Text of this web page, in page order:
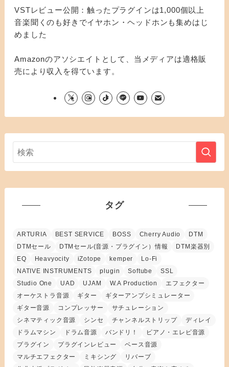
VSTレビュー公開：触ったプラグインは1,000個以上
音楽聞くのも好きでイヤホン・ヘッドホンも集めはじ
めました
Amazonのアソシエイトとして、当メディアは適格販
売により収入を得ています。
タグ
ARTURIA BEST SERVICE BOSS Cherry Audio
DTM
DTMセール
DTMセール(音源・プラグイン）情報
DTM楽器別
EQ
Heavyocity iZotope kemper
Lo-Fi
NATIVE INSTRUMENTS
plugin Softube
SSL
Studio One
UAD UJAM W.A Production
エフェクター
オーケストラ音源
ギター
ギターアンプシミュレーター
ギター音源
コンプレッサー
サチュレーション
シネマティック音源
シンセ チャンネルストリップ
ディレイ
ドラムマシン
ドラム音源 バンドリ！
ピアノ・エレピ音源
プラグイン
プラグインレビュー
ベース音源
マルチエフェクター
ミキシング
リバーブ